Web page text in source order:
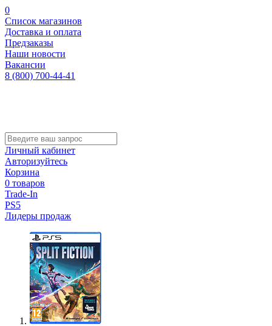
0
Список магазинов
Доставка и оплата
Предзаказы
Наши новости
Вакансии
8 (800) 700-44-41
Личный кабинет
Авторизуйтесь
Корзина
0 товаров
Trade-In
PS5
Лидеры продаж